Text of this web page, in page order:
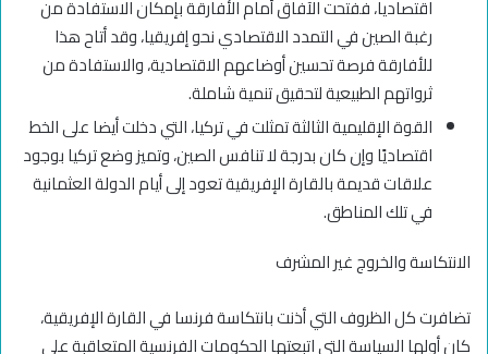
اقتصاديا، ففتحت الآفاق أمام الأفارقة بإمكان الاستفادة من
رغبة الصين في التمدد الاقتصادي نحو إفريقيا، وقد أتاح هذا
للأفارقة فرصة تحسين أوضاعهم الاقتصادية، والاستفادة من
ثرواتهم الطبيعية لتحقيق تنمية شاملة.
القوة الإقليمية الثالثة تمثلت في تركيا، التي دخلت أيضا على الخط
اقتصاديًا وإن كان بدرجة لا تنافس الصين، وتميز وضع تركيا بوجود
علاقات قديمة بالقارة الإفريقية تعود إلى أيام الدولة العثمانية
في تلك المناطق.
الانتكاسة والخروج غير المشرف
تضافرت كل الظروف التي أذنت بانتكاسة فرنسا في القارة الإفريقية،
كان أولها السياسة التي اتبعتها الحكومات الفرنسية المتعاقبة على